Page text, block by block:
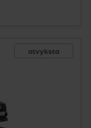
atvyksta